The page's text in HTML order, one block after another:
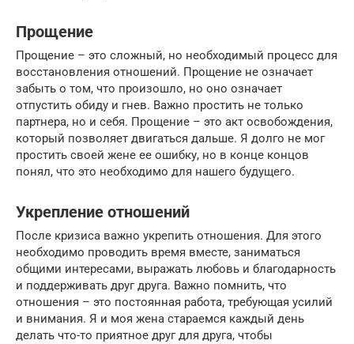
Прощение
Прощение – это сложный, но необходимый процесс для
восстановления отношений. Прощение не означает
забыть о том, что произошло, но оно означает
отпустить обиду и гнев. Важно простить не только
партнера, но и себя. Прощение – это акт освобождения,
который позволяет двигаться дальше. Я долго не мог
простить своей жене ее ошибку, но в конце концов
понял, что это необходимо для нашего будущего.
Укрепление отношений
После кризиса важно укрепить отношения. Для этого
необходимо проводить время вместе, заниматься
общими интересами, выражать любовь и благодарность
и поддерживать друг друга. Важно помнить, что
отношения – это постоянная работа, требующая усилий
и внимания. Я и моя жена стараемся каждый день
делать что-то приятное друг для друга, чтобы